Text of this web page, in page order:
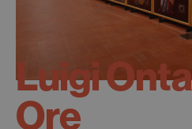
Luigi
Ore